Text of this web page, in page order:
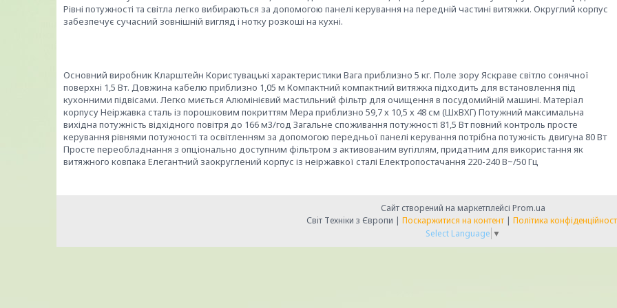
Рівні потужності та світла легко вибираються за допомогою панелі керування на передній частині витяжки. Округлий корпус
забезпечує сучасний зовнішній вигляд і нотку розкоші на кухні.
Основний виробник Кларштейн Користувацькі характеристики Вага приблизно 5 кг. Поле зору Яскраве світло сонячної
поверхні 1,5 Вт. Довжина кабелю приблизно 1,05 м Компактний компактний витяжка підходить для встановлення під
кухонними підвісами. Легко миється Алюмінієвий мастильний фільтр для очищення в посудомийній машині. Матеріал
корпусу Неіржавка сталь із порошковим покриттям Мера приблизно 59,7 х 10,5 х 48 см (ШхВХГ) Потужний максимальна
вихідна потужність відхідного повітря до 166 м3/год Загальне споживання потужності 81,5 Вт повний контроль просте
керування рівнями потужності та освітленням за допомогою передньої панелі керування потрібна потужність двигуна 80 Вт
Просте переобладнання з опціонально доступним фільтром з активованим вугіллям, придатним для використання як
витяжного ковпака Елегантний заокруглений корпус із неіржавкої сталі Електропостачання 220-240 В~/50 Гц
Сайт створений на маркетплейсі Prom.ua
Свiт Технiки з Європи | Поскаржитися на контент | Політика
Select Language ▼